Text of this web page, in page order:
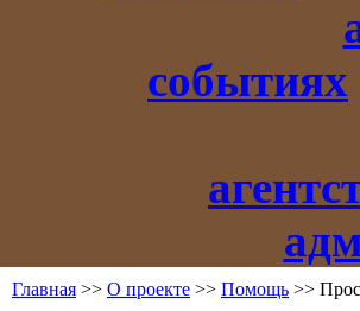
событиях
Главная >> О проекте >> Помощь >>